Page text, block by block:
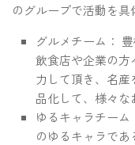
のグループで活動を具
グルメチーム：
飲食店や企業の方
力して頂き、名
品化して、様々な
ゆるキャラチー
のゆるキャラで